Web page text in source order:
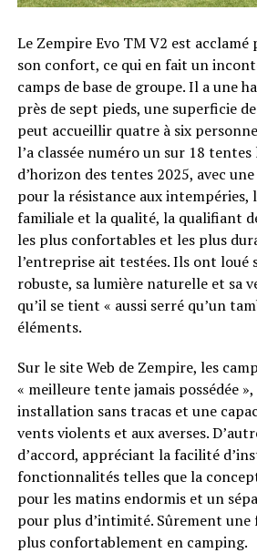
Le Zempire Evo TM V2 est
son confort, ce qui en fait un
camps de base de groupe. Il a une
près de sept pieds, une superficie
peut accueillir quatre à six
l’a classée numéro un sur 18
d’horizon des tentes 2025, avec
pour la résistance aux intempéries,
familiale et la qualité, la qualifiant
les plus confortables et les plus
l’entreprise ait testées. Ils ont loué
robuste, sa lumière naturelle et sa
qu’il se tient « aussi serré qu’un
éléments.
Sur le site Web de Zempire, les
« meilleure tente jamais possédée
installation sans tracas et une
vents violents et aux averses.
d’accord, appréciant la facilité
fonctionnalités telles que la
pour les matins endormis et un
pour plus d’intimité. Sûrement une
plus confortablement en camping.